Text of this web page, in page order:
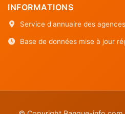
INFORMATIONS
Service d'annuaire des
Base de données mise à jour